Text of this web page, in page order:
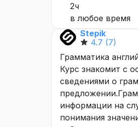
2ч
в любое время
Stepik
4.7 (7)
Грамматика
Курс знакомит с
сведениями о
информации на
понимания